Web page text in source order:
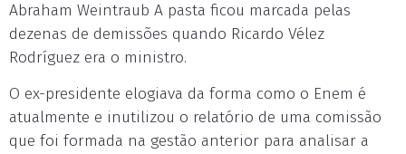
Abraham Weintraub A pasta ficou marcada pelas
dezenas de demissões quando Ricardo Vélez
Rodríguez era o ministro.
O ex-presidente elogiava da forma como o Enem é
atualmente e inutilizou o relatório de uma comissão
que foi formada na gestão anterior para analisar a